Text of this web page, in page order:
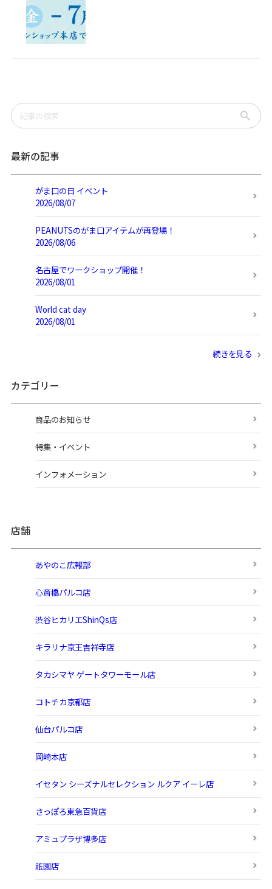
最新の記事
がま口の日 イベント
2026/08/07
PEANUTSのがま口アイテムが再登場！
2026/08/06
名古屋でワークショップ開催！
2026/08/01
World cat day
2026/08/01
続きを見る
カテゴリー
商品のお知らせ
特集・イベント
インフォメーション
店舗
あやのこ広報部
心斎橋パルコ店
渋谷ヒカリエShinQs店
キラリナ京王吉祥寺店
タカシマヤ ゲートタワーモール店
コトチカ京都店
仙台パルコ店
岡崎本店
イセタン シーズナルセレクション ルクア イーレ店
さっぽろ東急百貨店
アミュプラザ博多店
祇園店